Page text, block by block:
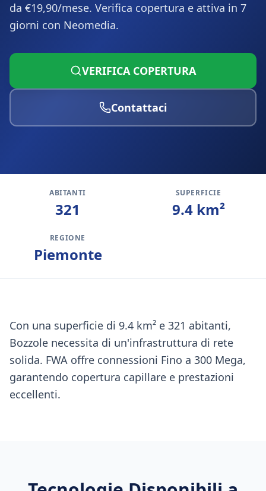
da €19,90/mese. Verifica copertura e attiva in 7
giorni con Neomedia.
VERIFICA COPERTURA
Contattaci
ABITANTI
321
SUPERFICIE
9.4km²
REGIONE
Piemonte
Con una superficie di 9.4 km² e 321 abitanti,
Bozzole necessita di un'infrastruttura di rete
solida. FWA offre connessioni Fino a 300 Mega,
garantendo copertura capillare e prestazioni
eccellenti.